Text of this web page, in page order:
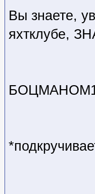
Вы знаете,
яхтклубе,